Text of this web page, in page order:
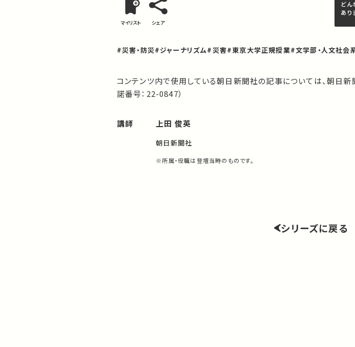
マイリスト シェア
どん
あり
#災害・防災#ジャーナリズム#災害#東京大学正規授業#文学部・人文社会
コンテンツ内で使用している朝日新聞社の記事については、朝日新
諾番号：22-0847）
講師 上田 俊英
朝日新聞社
※所属・役職は登壇当時のものです。
シリーズに戻る